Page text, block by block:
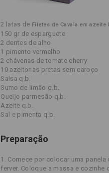
2 latas de Filetes de Cavala em azeite
150 gr de esparguete
2 dentes de alho
1 pimento vermelho
2 chávenas de tomate cherry
10 azeitonas pretas sem caroço
Salsa q.b.
Sumo de limão q.b.
Queijo parmesão q.b.
Azeite q.b.
Sal e pimenta q.b.
Preparação
1. Comece por colocar uma
ferver. Coloque a massa e